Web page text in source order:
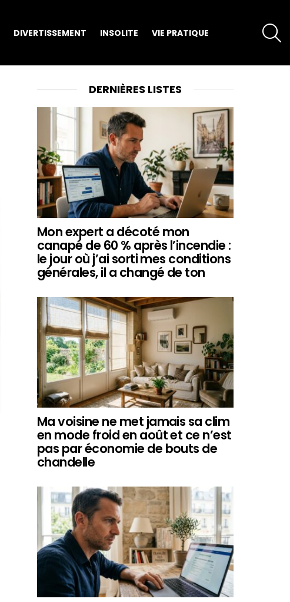
DIVERTISSEMENT INSOLITE VIE PRATIQUE
DERNIÈRES LISTES
Mon expert a décoté mon
canapé de 60 % après l’incendie :
le jour où j’ai sorti mes conditions
générales, il a changé de ton
Ma voisine ne met jamais sa clim
en mode froid en août et ce n’est
pas par économie de bouts de
chandelle